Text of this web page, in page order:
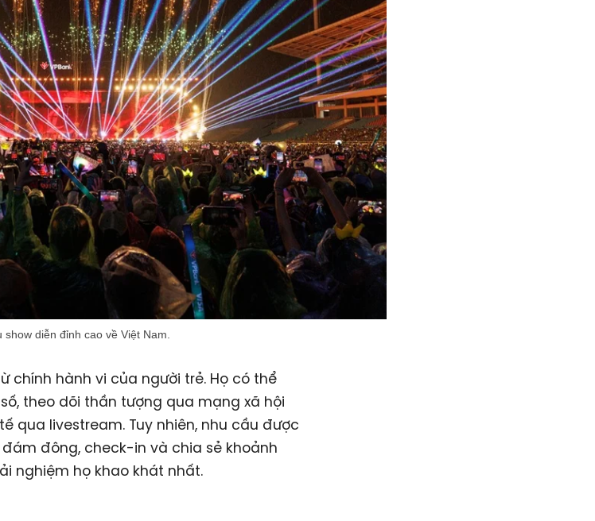
diễn đỉnh cao về Việt Nam.
chính hành vi của người trẻ. Họ có thể
theo dõi thần tượng qua mạng xã hội
qua livestream. Tuy nhiên, nhu cầu được
đông, check-in và chia sẻ khoảnh
nghiệm họ khao khát nhất.